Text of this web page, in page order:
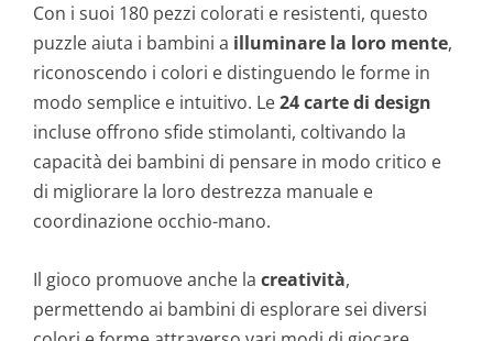
Con i suoi 180 pezzi colorati e resistenti, questo
puzzle aiuta i bambini a illuminare la loro mente,
riconoscendo i colori e distinguendo le forme in
modo semplice e intuitivo. Le24 carte di design
incluse offrono sfide stimolanti, coltivando la
capacità dei bambini di pensare in modo critico e
di migliorare la loro destrezza manuale e
coordinazione occhio-mano.
Il gioco promuove anche la creatività,
permettendo ai bambini di esplorare sei diversi